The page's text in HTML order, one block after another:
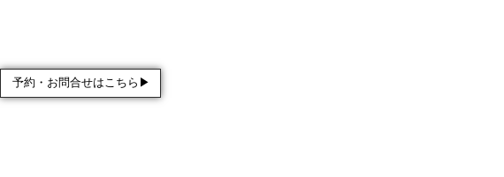
予約・お問合せはこちら▶︎